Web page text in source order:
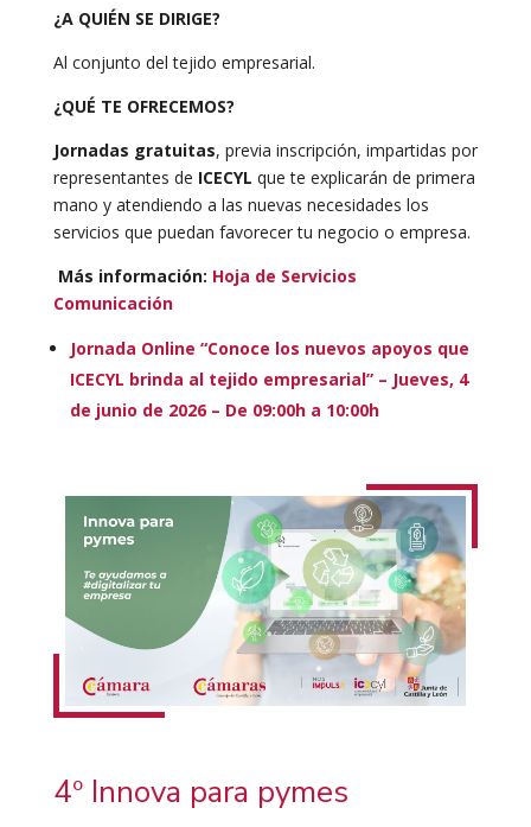
¿A QUIÉN SE DIRIGE?
Al conjunto del tejido empresarial.
¿QUÉ TE OFRECEMOS?
Jornadas gratuitas, previa inscripción, impartidas por
representantes de ICECYL que te explicarán de primera
mano y atendiendo a las nuevas necesidades los
servicios que puedan favorecer tu negocio o empresa.
Más información: Hoja de Servicios
Comunicación
Jornada Online “Conoce los nuevos apoyos que
ICECYL brinda al tejido empresarial” – Jueves, 4
de junio de 2026 – De 09:00h a 10:00h
4º Innova para pymes